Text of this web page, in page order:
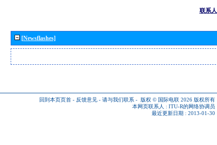
联系人
[Newsflashes]
回到本页页首 - 反馈意见 - 请与我们联系 - 版权 © 国际电联 2026 版权所有
本网页联系人 : ITU-R的网络协调员
最近更新日期 : 2013-01-30